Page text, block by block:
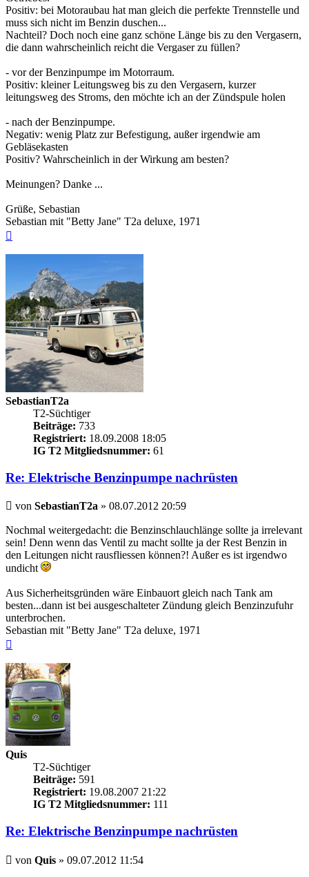
Positiv: bei Motoraubau hat man gleich die perfekte Trennstelle und
muss sich nicht im Benzin duschen...
Nachteil? Doch noch eine ganz schöne Länge bis zu den Vergasern,
die dann wahrscheinlich reicht die Vergaser zu füllen?
- vor der Benzinpumpe im Motorraum.
Positiv: kleiner Leitungsweg bis zu den Vergasern, kurzer
leitungsweg des Stroms, den möchte ich an der Zündspule holen
- nach der Benzinpumpe.
Negativ: wenig Platz zur Befestigung, außer irgendwie am
Gebläsekasten
Positiv? Wahrscheinlich in der Wirkung am besten?
Meinungen? Danke ...
Grüße, Sebastian
Sebastian mit "Betty Jane" T2a deluxe, 1971
SebastianT2a
T2-Süchtiger
Beiträge: 733
Registriert: 18.09.2008 18:05
IG T2 Mitgliedsnummer: 61
Re: Elektrische Benzinpumpe nachrüsten
Beitrag
von SebastianT2a » 08.07.2012 20:59
Nochmal weitergedacht: die Benzinschlauchlänge sollte ja irrelevant
sein! Denn wenn das Ventil zu macht sollte ja der Rest Benzin in
den Leitungen nicht rausfliessen können?! Außer es ist irgendwo
undicht
Aus Sicherheitsgründen wäre Einbauort gleich nach Tank am
besten...dann ist bei ausgeschalteter Zündung gleich Benzinzufuhr
unterbrochen.
Sebastian mit "Betty Jane" T2a deluxe, 1971
Quis
T2-Süchtiger
Beiträge: 591
Registriert: 19.08.2007 21:22
IG T2 Mitgliedsnummer: 111
Re: Elektrische Benzinpumpe nachrüsten
Beitrag
von Quis » 09.07.2012 11:54